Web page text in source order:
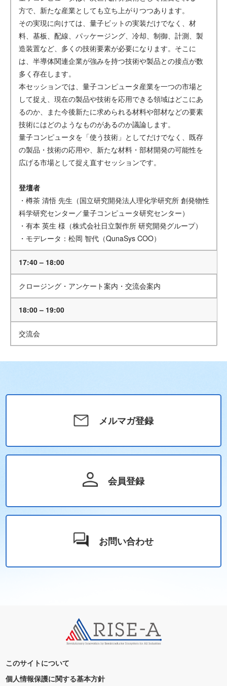
方で、新たな産業としても立ち上がりつつあります。
その実現に向けては、量子ビットの実装だけでなく、材
料、基板、配線、パッケージング、冷却、制御、計測、製
造装置など、多くの技術要素が必要になります。そこに
は、半導体関連企業が強みを持つ技術や製品との接点が数
多く存在します。
本セッションでは、量子コンピュータ産業を一つの市場と
して捉え、現在の製品や技術を応用できる領域はどこにあ
るのか、また今後新たに求められる材料や部材などの要素
技術にはどのようなものがあるのか議論します。
量子コンピュータを「使う技術」としてだけでなく、既存
の製品・技術の応用や、新たな材料・部材開発の可能性を
広げる市場として捉え直すセッションです。
登壇者
・樽茶 清悟 先生（国立研究開発法人理化学研究所 創発物性
科学研究センター／量子コンピュータ研究センター）
・有本 英生 様（株式会社日立製作所 研究開発グループ）
・モデレータ：松岡 智代（QunaSys COO）
17:40 – 18:00
クロージング・アンケート案内・交流会案内
18:00 – 19:00
交流会
メルマガ登録
会員登録
お問い合わせ
このサイトについて
個人情報保護に関する基本方針